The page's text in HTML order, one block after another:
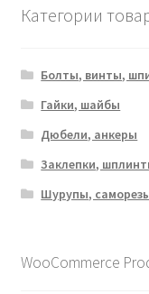
Категории
Болты, винты,
Гайки, шайбы
Дюбели, анкеры
Заклепки,
Шурупы,
WooCommerce